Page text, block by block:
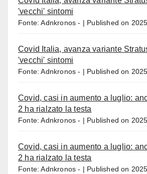
'vecchi' sintomi
Fonte: Adnkronos - Published on
Covid Italia, avanza variante
'vecchi' sintomi
Fonte: Adnkronos - Published on
Covid, casi in aumento a luglio:
2 ha rialzato la testa
Fonte: Adnkronos - Published on
Covid, casi in aumento a luglio:
2 ha rialzato la testa
Fonte: Adnkronos - Published on